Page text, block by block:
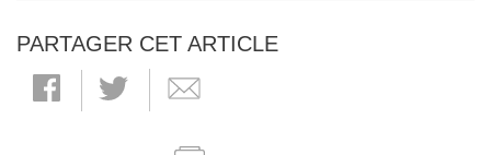
PARTAGER CET ARTICLE